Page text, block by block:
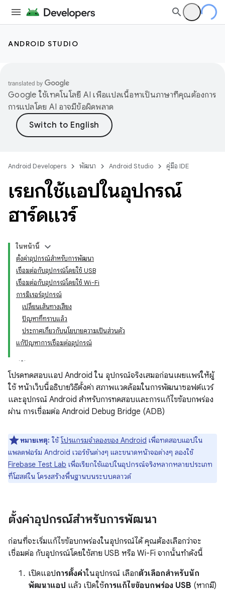
ANDROID STUDIO
Google ใช้เทคโนโลยี AI เพื่อแปลเนื้อหาเป็นภาษาที่คุณต้องการ
การแปลโดย AI อาจมีข้อผิดพลาด
Android Developers พัฒนา Android Studio คู่มือ IDE
เรียกใช้แอปในอุปกรณ์
ฮาร์ดแวร์
ในหน้านี้
ตั้งค่าอุปกรณ์สำหรับการพัฒนา
เชื่อมต่อกับอุปกรณ์โดยใช้ USB
เชื่อมต่อกับอุปกรณ์โดยใช้ Wi-Fi
การมิเรอร์อุปกรณ์
เปลี่ยนเส้นทางเสียง
ปัญหาที่ทราบแล้ว
ประกาศเกี่ยวกับนโยบายความเป็นส่วนตัว
แก้ปัญหาการเชื่อมต่ออุปกรณ์
โปรดทดสอบแอป Android ใน อุปกรณ์จริงเสมอก่อนเผยแพร่ให้ผู้
ใช้ หน้าเว็บนี้อธิบายวิธีตั้งค่า สภาพแวดล้อมในการพัฒนาซอฟต์แวร์
และอุปกรณ์ Android สำหรับการทดสอบและการแก้ไขข้อบกพร่อง
ผ่าน การเชื่อมต่อ Android Debug Bridge (ADB)
หมายเหตุ: ใช้โปรแกรมจำลองของ Android เพื่อทดสอบแอปใน
แพลตฟอร์ม Android เวอร์ชันต่างๆ และขนาดหน้าจอต่างๆ ลองใช้
Firebase Test Lab เพื่อเรียกใช้แอปในอุปกรณ์จริงหลากหลายประเภท
ที่โฮสต์ใน โครงสร้างพื้นฐานบนระบบคลาวด์
ตั้งค่าอุปกรณ์สำหรับการพัฒนา
ก่อนที่จะเริ่มแก้ไขข้อบกพร่องในอุปกรณ์ได้ คุณต้องเลือกว่าจะ
เชื่อมต่อ กับอุปกรณ์โดยใช้สาย USB หรือ Wi-Fi จากนั้นทำดังนี้
เปิดแอปการตั้งค่าในอุปกรณ์ เลือกตัวเลือกสำหรับนัก
พัฒนาแอป แล้ว เปิดใช้การแก้ไขข้อบกพร่อง USB (หากมี)